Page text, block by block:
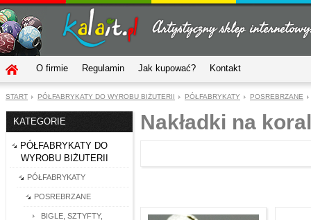
O firmie Regulamin Jak kupować? Kontakt
START PÓŁFABRYKATY DO WYROBU BIŻUTERII PÓŁFABRYKATY POSREBRZANE
KATEGORIE
PÓŁFABRYKATY DO
WYROBU BIŻUTERII
PÓŁFABRYKATY
POSREBRZANE
BIGLE, SZTYFTY,
Nakładki na